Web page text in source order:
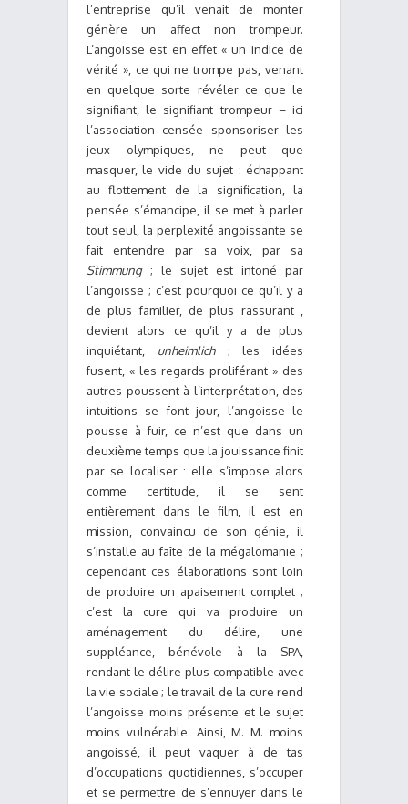
l’entreprise qu’il venait de monter
génère un affect non trompeur.
L’angoisse est en effet « un indice de
vérité », ce qui ne trompe pas, venant
en quelque sorte révéler ce que le
signifiant, le signifiant trompeur – ici
l’association censée sponsoriser les
jeux olympiques, ne peut que
masquer, le vide du sujet : échappant
au flottement de la signification, la
pensée s’émancipe, il se met à parler
tout seul, la perplexité angoissante se
fait entendre par sa voix, par sa
Stimmung; le sujet est intoné par
l’angoisse ; c’est pourquoi ce qu’il y a
de plus familier, de plus rassurant ,
devient alors ce qu’il y a de plus
inquiétant, unheimlich; les idées
fusent, « les regards proliférant » des
autres poussent à l’interprétation, des
intuitions se font jour, l’angoisse le
pousse à fuir, ce n’est que dans un
deuxième temps que la jouissance finit
par se localiser : elle s’impose alors
comme certitude, il se sent
entièrement dans le film, il est en
mission, convaincu de son génie, il
s’installe au faîte de la mégalomanie ;
cependant ces élaborations sont loin
de produire un apaisement complet ;
c’est la cure qui va produire un
aménagement du délire, une
suppléance, bénévole à la SPA,
rendant le délire plus compatible avec
la vie sociale ; le travail de la cure rend
l’angoisse moins présente et le sujet
moins vulnérable. Ainsi, M. M. moins
angoissé, il peut vaquer à de tas
d’occupations quotidiennes, s’occuper
et se permettre de s’ennuyer dans le